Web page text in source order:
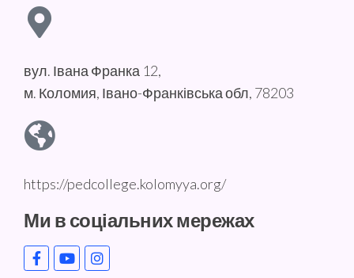
вул. Івана Франка 12,
м. Коломия, Івано-Франківська обл, 78203
https://pedcollege.kolomyya.org/
Ми в соціальних мережах